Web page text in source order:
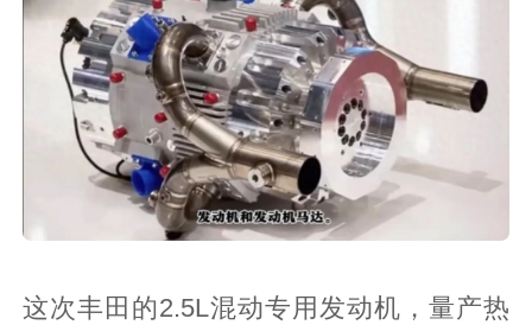
这次丰田的2.5L混动专用发动机，量产热